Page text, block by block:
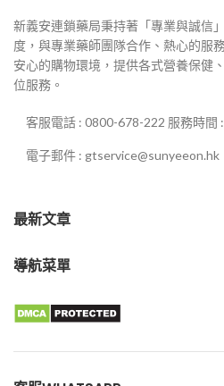
新義安連鎖藥局秉持著「專業與誠信
度，與專業藥師團隊合作、熱心的服
安心的購物環境，提供各式營養保健
位服務。
客服電話 : 0800-678-222 服務時間
電子郵件 : gtservice@sunyeeon.hk
最新文章
導航菜單